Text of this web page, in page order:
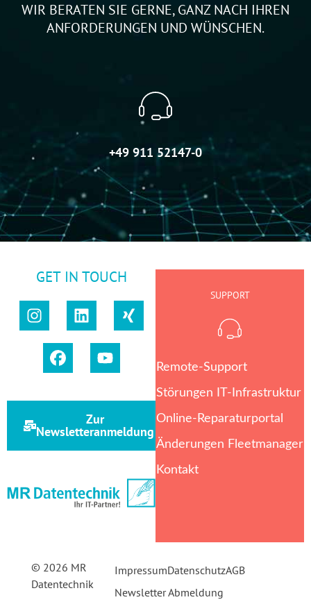
WIR BERATEN SIE GERNE, GANZ NACH IHREN
ANFORDERUNGEN UND WÜNSCHEN.
+49 911 52147-0
GET IN TOUCH
Zur
Newsletteranmeldung
SUPPORT
Remote-Support
Störungen IT-Infrastruktur
Online-Reparaturportal
Änderungen Fleetmanager
Kontakt
ImpressumDatenschutzAGB
Newsletter Abmeldung
© 2026 MR
Datentechnik